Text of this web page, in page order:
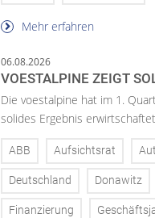
Mehr erfahren
06.08.2026
VOESTALPINE ZEIGT
Die voestalpine hat im 1.
solides Ergebnis
ABB Aufsichtsrat
Deutschland Donawitz
Finanzierung